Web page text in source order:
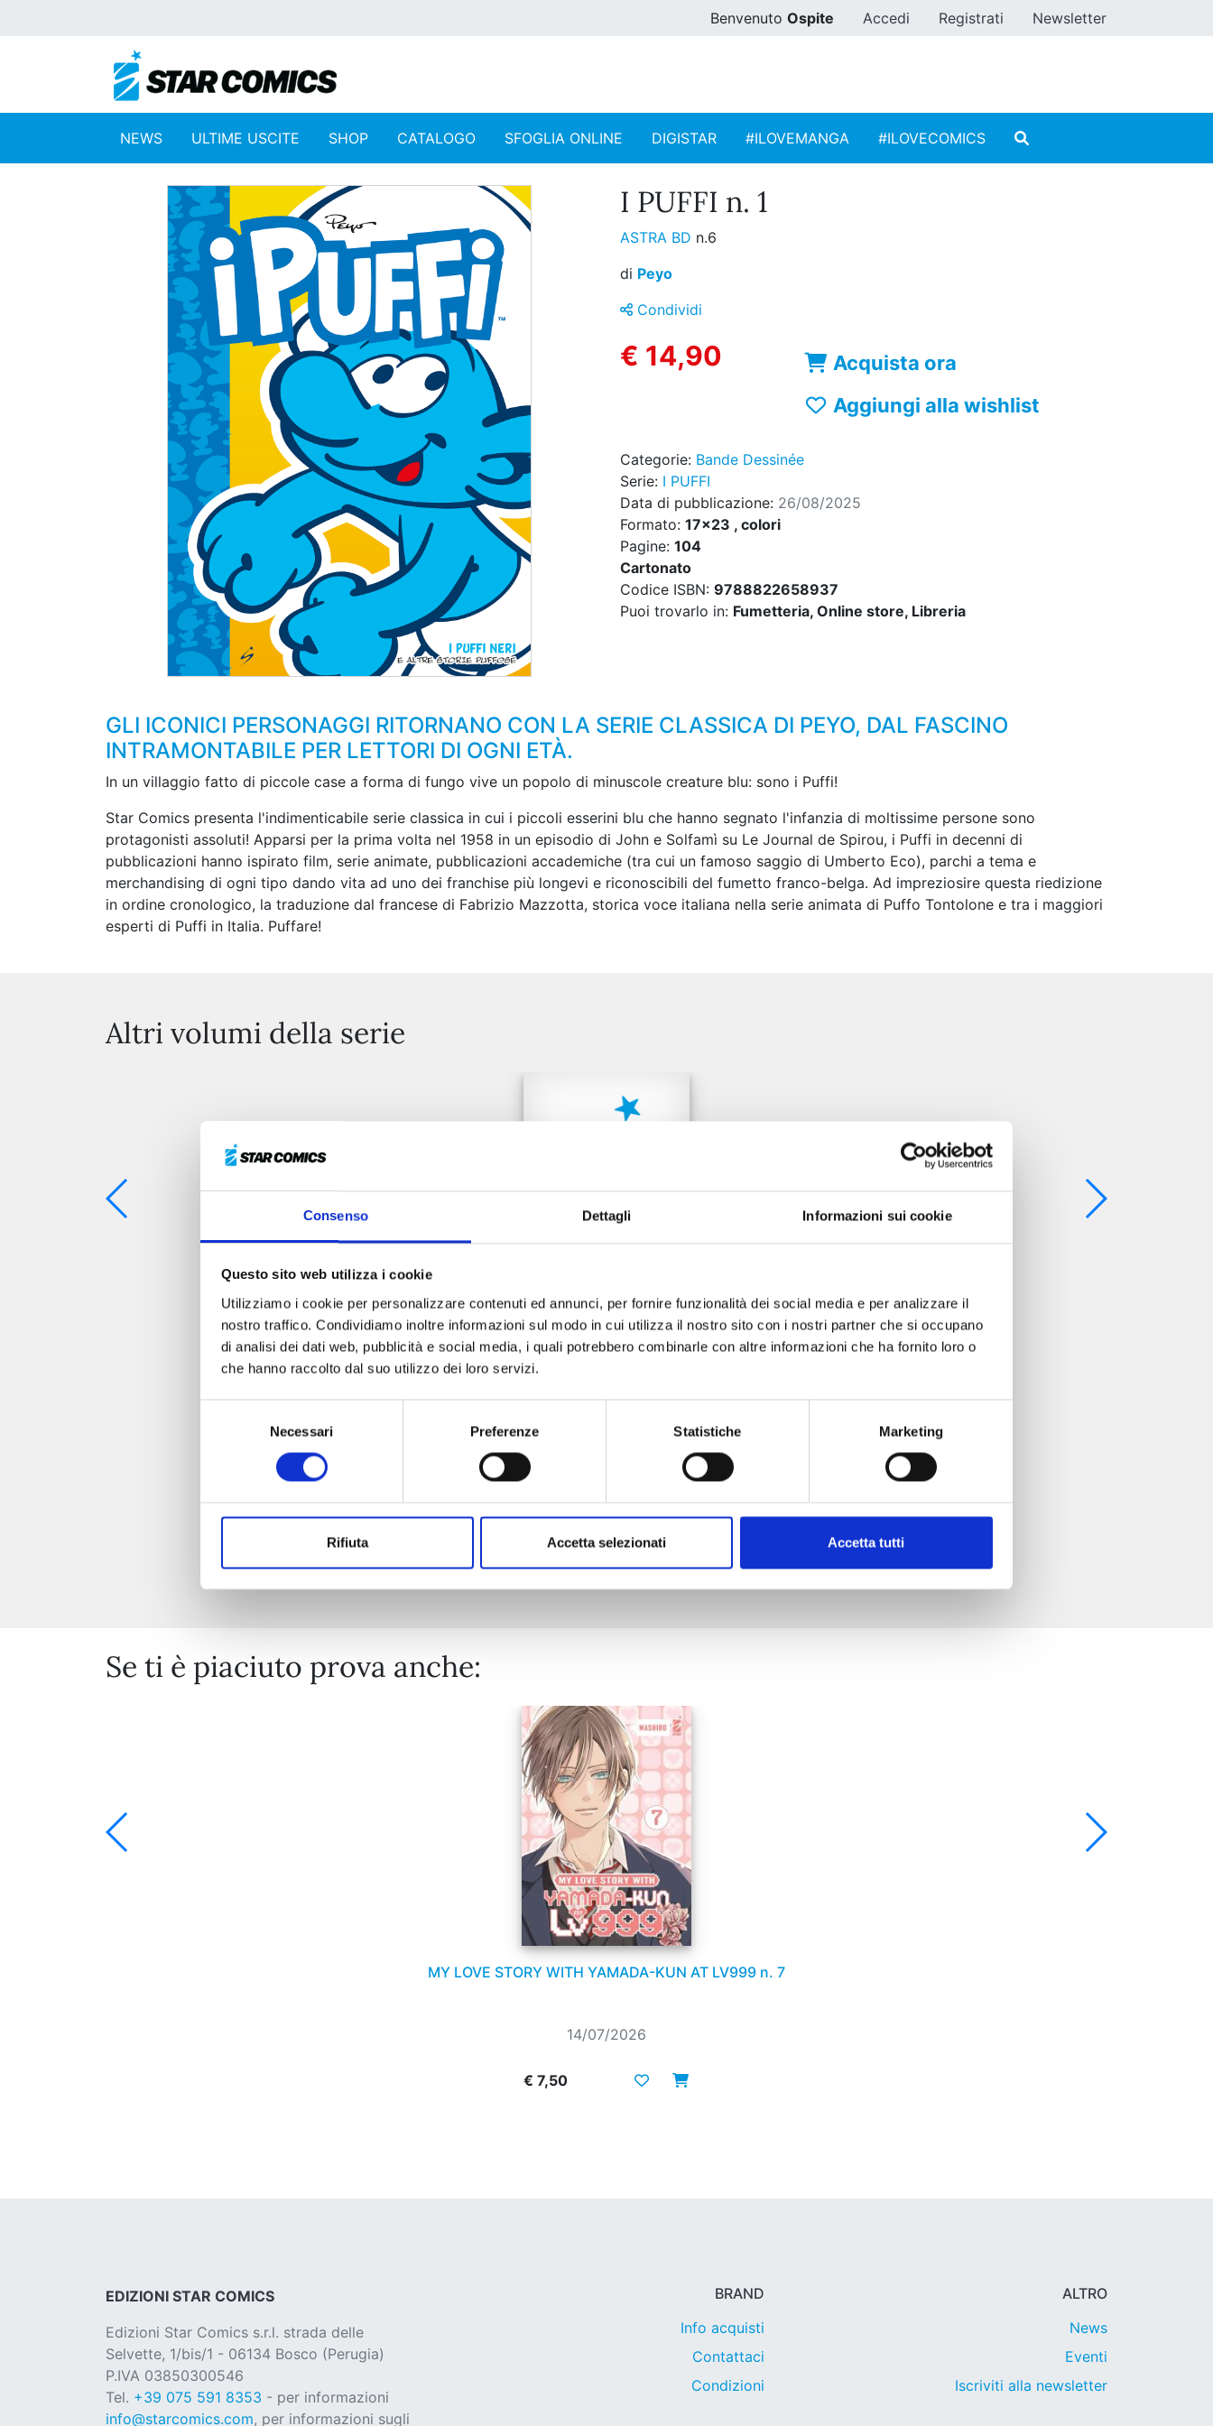
Consenso Dettagli Informazioni sui cookie
Questo sito web utilizza i cookie
Utilizziamo i cookie per personalizzare contenuti ed annunci, per fornire funzionalità dei social media e per analizzare il
nostro traffico. Condividiamo inoltre informazioni sul modo in cui utilizza il nostro sito con i nostri partner che si occupano
di analisi dei dati web, pubblicità e social media, i quali potrebbero combinarle con altre informazioni che ha fornito loro o
che hanno raccolto dal suo utilizzo dei loro servizi.
Necessari Preferenze Statistiche Marketing
Rifiuta Accetta selezionati Accetta tutti
Benvenuto Ospite Accedi Registrati Newsletter
NEWS ULTIME USCITE SHOP CATALOGO SFOGLIA ONLINE DIGISTAR #ILOVEMANGA #ILOVECOMICS
I PUFFI n. 1
ASTRA BD n.6
di Peyo
Condividi
€ 14,90
Acquista ora
Aggiungi alla wishlist
Categorie: Bande Dessinée
Serie: I PUFFI
Data di pubblicazione: 26/08/2025
Formato: 17x23 , colori
Pagine: 104
Cartonato
Codice ISBN: 9788822658937
Puoi trovarlo in: Fumetteria, Online store, Libreria
GLI ICONICI PERSONAGGI RITORNANO CON LA SERIE CLASSICA DI PEYO, DAL FASCINO
INTRAMONTABILE PER LETTORI DI OGNI ETÀ.
In un villaggio fatto di piccole case a forma di fungo vive un popolo di minuscole creature blu: sono i Puffi!
Star Comics presenta l'indimenticabile serie classica in cui i piccoli esserini blu che hanno segnato l'infanzia di moltissime persone sono
protagonisti assoluti! Apparsi per la prima volta nel 1958 in un episodio di John e Solfamì su Le Journal de Spirou, i Puffi in decenni di
pubblicazioni hanno ispirato film, serie animate, pubblicazioni accademiche (tra cui un famoso saggio di Umberto Eco), parchi a tema e
merchandising di ogni tipo dando vita ad uno dei franchise più longevi e riconoscibili del fumetto franco-belga. Ad impreziosire questa riedizione
in ordine cronologico, la traduzione dal francese di Fabrizio Mazzotta, storica voce italiana nella serie animata di Puffo Tontolone e tra i maggiori
esperti di Puffi in Italia. Puffare!
Altri volumi della serie
I PUFFI n. 6
29/09/2026
Mostra tutto
Se ti è piaciuto prova anche:
MY LOVE STORY WITH YAMADA-KUN AT LV999 n. 7
14/07/2026
€ 7,50
EDIZIONI STAR COMICS
Edizioni Star Comics s.r.l. strada delle
Selvette, 1/bis/1 - 06134 Bosco (Perugia)
P.IVA 03850300546
Tel. +39 075 591 8353 - per informazioni
info@starcomics.com, per informazioni sugli
BRAND
Info acquisti
Contattaci
Condizioni
ALTRO
News
Eventi
Iscriviti alla newsletter